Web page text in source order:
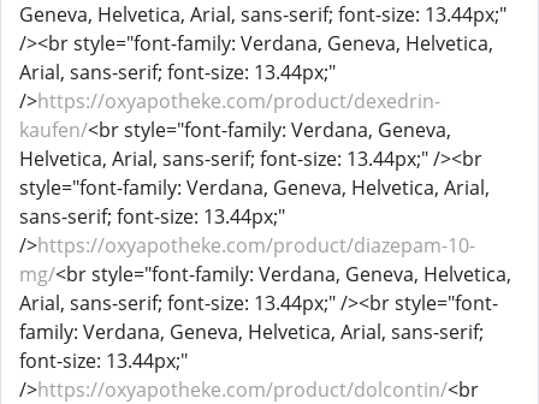
Geneva, Helvetica, Arial, sans-serif; font-size: 13.44px;"
/><br style="font-family: Verdana, Geneva, Helvetica,
Arial, sans-serif; font-size: 13.44px;"
/>https://oxyapotheke.com/product/dexedrin-
kaufen/<br style="font-family: Verdana, Geneva,
Helvetica, Arial, sans-serif; font-size: 13.44px;" /><br
style="font-family: Verdana, Geneva, Helvetica, Arial,
sans-serif; font-size: 13.44px;"
/>https://oxyapotheke.com/product/diazepam-10-
mg/<br style="font-family: Verdana, Geneva, Helvetica,
Arial, sans-serif; font-size: 13.44px;" /><br style="font-
family: Verdana, Geneva, Helvetica, Arial, sans-serif;
font-size: 13.44px;"
/>https://oxyapotheke.com/product/dolcontin/<br